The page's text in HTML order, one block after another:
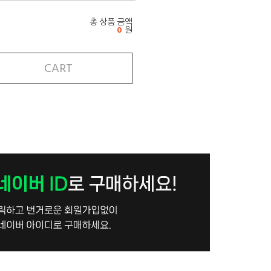
총 상품 금액
0 원
CART